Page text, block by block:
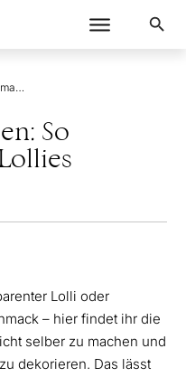
Lolli selber machen: So gelingen leckere Lollies garantiert
So
Lolli oder
– hier findet ihr die
selber zu machen und
dekorieren. Das lässt